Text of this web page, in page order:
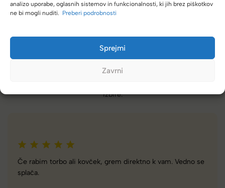
analizo uporabe, oglasnih sistemov in funkcionalnosti, ki jih brez piškotkov
ne bi mogli nuditi. Preberi podrobnosti
Sprejmi
Zavrni
izbire.
Zelo dobra trgovina za torbe in kovčke, z veliko izbire,